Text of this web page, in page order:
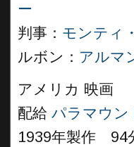
ー
判事： モンティ
ルボン： アルマ
アメリカ 映画
配給 パラマウン
1939年製作 94